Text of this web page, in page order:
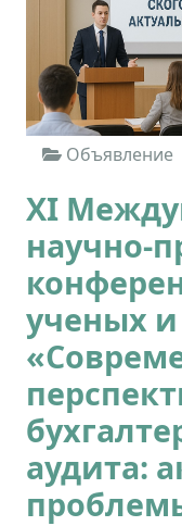
Объявление
ХI
научно-
ученых и
аудита: